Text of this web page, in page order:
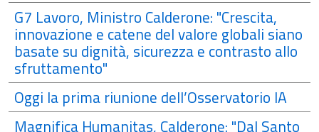
G7 Lavoro, Ministro Calderone: "Crescita,
innovazione e catene del valore globali siano
basate su dignità, sicurezza e contrasto allo
sfruttamento"
Oggi la prima riunione dell’Osservatorio IA
Magnifica Humanitas, Calderone: "Dal Santo